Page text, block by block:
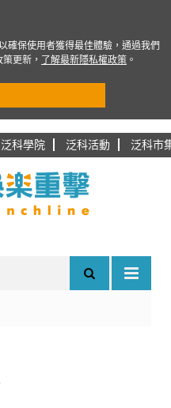
泛科學院 泛科活動 泛科市
確保使用者獲得最佳體驗，通過我們
更新，
了解最新隱私權政策 。